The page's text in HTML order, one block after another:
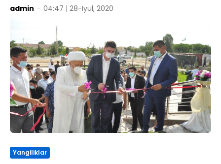
admin - 04:47 | 28-Iyul, 2020
Yangiliklar